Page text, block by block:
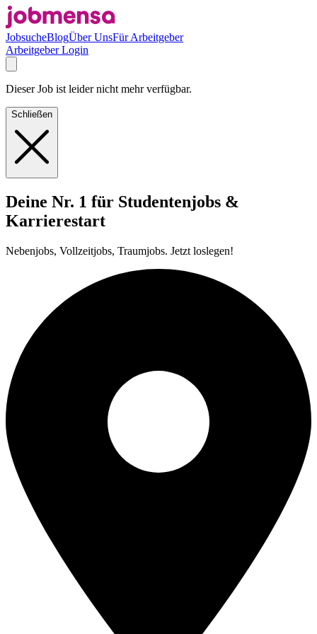
JobsucheBlogÜber UnsFür Arbeitgeber
Arbeitgeber Login
Dieser Job ist leider nicht mehr verfügbar.
Schließen
Deine Nr. 1 für Studentenjobs &
Karrierestart
Nebenjobs, Vollzeitjobs, Traumjobs. Jetzt loslegen!